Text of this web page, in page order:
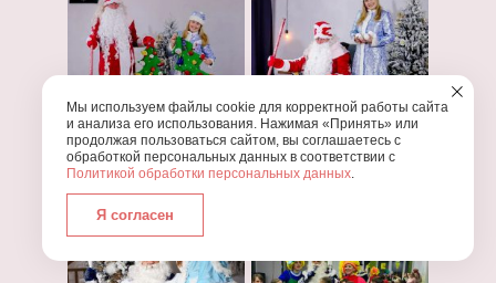
Мы используем файлы cookie для корректной работы сайта
и анализа его использования. Нажимая «Принять» или
продолжая пользоваться сайтом, вы соглашаетесь с
обработкой персональных данных в соответствии с
Политикой обработки персональных данных.
Я согласен